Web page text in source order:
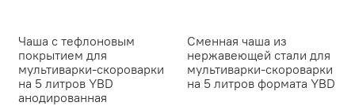
Чаша с тефлоновым
покрытием для
мультиварки-скороварки
на 5 литров YBD
анодированная
Сменная чаша из
нержавеющей стали для
мультиварки-скороварки
на 5 литров формата YBD